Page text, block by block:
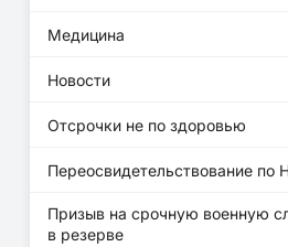
Медицина
Новости
Отсрочки не по здоровью
Переосвидетельствование по
Призыв на срочную военную
в резерве